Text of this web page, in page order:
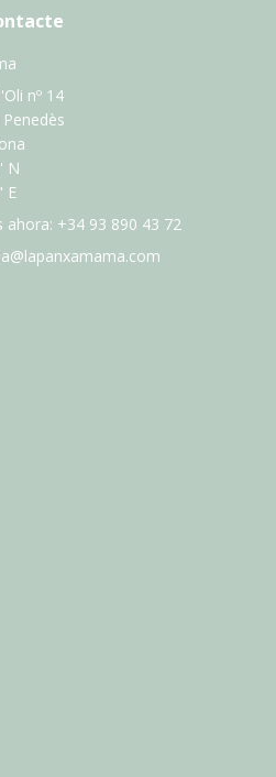
nº 14
N
E
ahora: +34 93 890 43 72